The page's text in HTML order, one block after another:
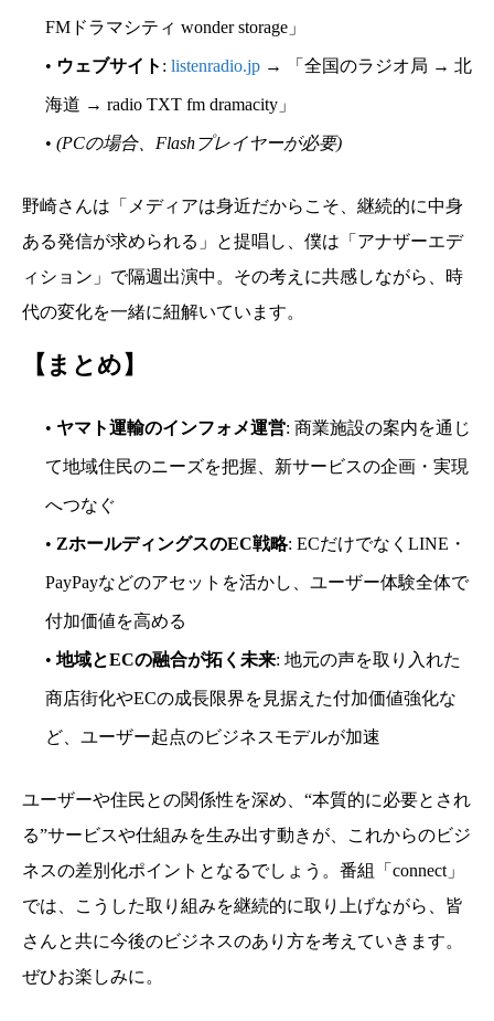
FMドラマシティ wonder storage」
• ウェブサイト : listenradio.jp→ 「全国のラジオ局 → 北
海道 → radio TXT fm dramacity」
• (PCの場合、Flashプレイヤーが必要)
野崎さんは「メディアは身近だからこそ、継続的に中身
ある発信が求められる」と提唱し、僕は「アナザーエデ
ィション」で隔週出演中。その考えに共感しながら、時
代の変化を一緒に紐解いています。
【まとめ】
• ヤマト運輸のインフォメ運営: 商業施設の案内を通じ
て地域住民のニーズを把握、新サービスの企画・実現
へつなぐ
• ZホールディングスのEC戦略: ECだけでなくLINE・
PayPayなどのアセットを活かし、ユーザー体験全体で
付加価値を高める
• 地域とECの融合が拓く未来: 地元の声を取り入れた
商店街化やECの成長限界を見据えた付加価値強化な
ど、ユーザー起点のビジネスモデルが加速
ユーザーや住民との関係性を深め、“本質的に必要とされ
る”サービスや仕組みを生み出す動きが、これからのビジ
ネスの差別化ポイントとなるでしょう。番組「connect」
では、こうした取り組みを継続的に取り上げながら、皆
さんと共に今後のビジネスのあり方を考えていきます。
ぜひお楽しみに。